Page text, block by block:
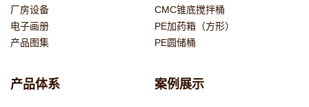
厂房设备
电子画册
产品图集
CMC锥底搅拌桶
PE加药箱（方形）
PE圆储桶
产品体系 案例展示